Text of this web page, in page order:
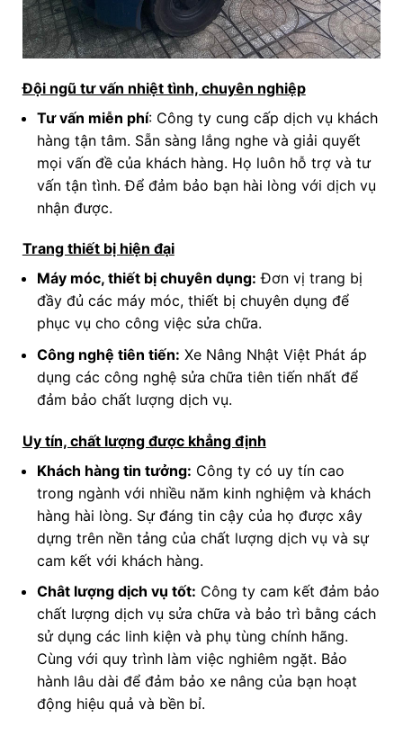
Đội ngũ tư vấn nhiệt tình, chuyên nghiệp
Tư vấn miễn phí: Công ty cung cấp dịch vụ khách
hàng tận tâm. Sẵn sàng lắng nghe và giải quyết
mọi vấn đề của khách hàng. Họ luôn hỗ trợ và tư
vấn tận tình. Để đảm bảo bạn hài lòng với dịch vụ
nhận được.
Trang thiết bị hiện đại
Máy móc, thiết bị chuyên dụng: Đơn vị trang bị
đầy đủ các máy móc, thiết bị chuyên dụng để
phục vụ cho công việc sửa chữa.
Công nghệ tiên tiến: Xe Nâng Nhật Việt Phát áp
dụng các công nghệ sửa chữa tiên tiến nhất để
đảm bảo chất lượng dịch vụ.
Uy tín, chất lượng được khẳng định
Khách hàng tin tưởng: Công ty có uy tín cao
trong ngành với nhiều năm kinh nghiệm và khách
hàng hài lòng. Sự đáng tin cậy của họ được xây
dựng trên nền tảng của chất lượng dịch vụ và sự
cam kết với khách hàng.
Chât lượng dịch vụ tốt: Công ty cam kết đảm bảo
chất lượng dịch vụ sửa chữa và bảo trì bằng cách
sử dụng các linh kiện và phụ tùng chính hãng.
Cùng với quy trình làm việc nghiêm ngặt. Bảo
hành lâu dài để đảm bảo xe nâng của bạn hoạt
động hiệu quả và bền bỉ.